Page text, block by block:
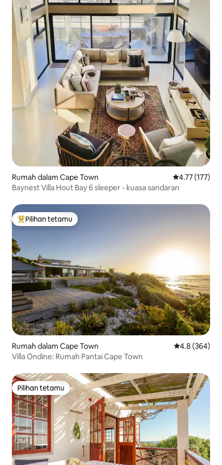
Rumah dalam Cape Town Penarafan
4.77 (177)
Baynest Villa Hout Bay 6 sleeper - kuasa sandaran
Pilihan utama tetamu
Pilihan tetamu
Rumah dalam Cape Town Penarafan
4.8 (364)
Villa Ondine: Rumah Pantai Cape Town
Pilihan tetamu
Pilihan tetamu